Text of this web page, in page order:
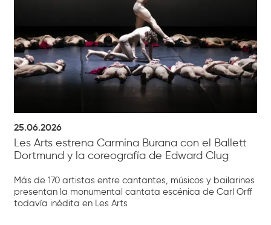
25.06.2026
Les Arts estrena Carmina Burana con el Ballett
Dortmund y la coreografía de Edward Clug
Más de 170 artistas entre cantantes, músicos y bailarines
presentan la monumental cantata escénica de Carl Orff
todavía inédita en Les Arts